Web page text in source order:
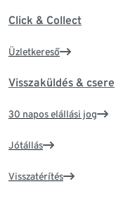
Click & Collect
Üzletkereső
Visszaküldés & csere
30 napos elállási jog
Jótállás
Visszatérítés